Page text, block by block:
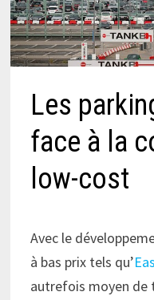
Les
face à la
low-cost
Avec le
à bas prix tels qu’
autrefois moyen de